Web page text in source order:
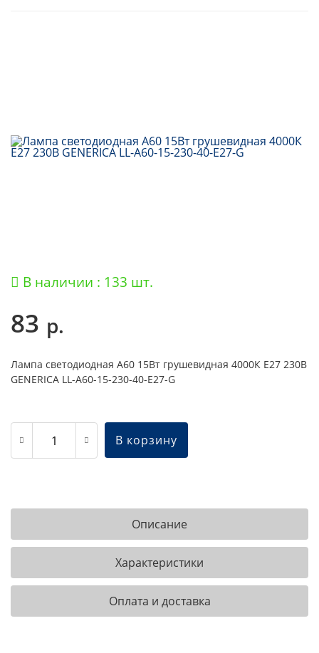
В наличии : 133 шт.
83 р.
Лампа светодиодная A60 15Вт грушевидная 4000К E27 230В
GENERICA LL-A60-15-230-40-E27-G
В корзину
Описание
Характеристики
Оплата и доставка